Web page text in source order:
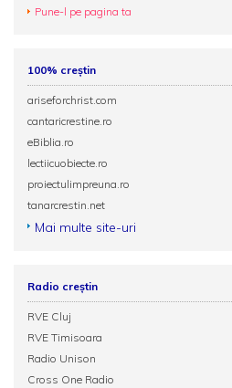
Pune-l pe pagina ta
100% creștin
ariseforchrist.com
cantaricrestine.ro
eBiblia.ro
lectiicuobiecte.ro
proiectulimpreuna.ro
tanarcrestin.net
Mai multe site-uri
Radio creștin
RVE Cluj
RVE Timisoara
Radio Unison
Cross One Radio